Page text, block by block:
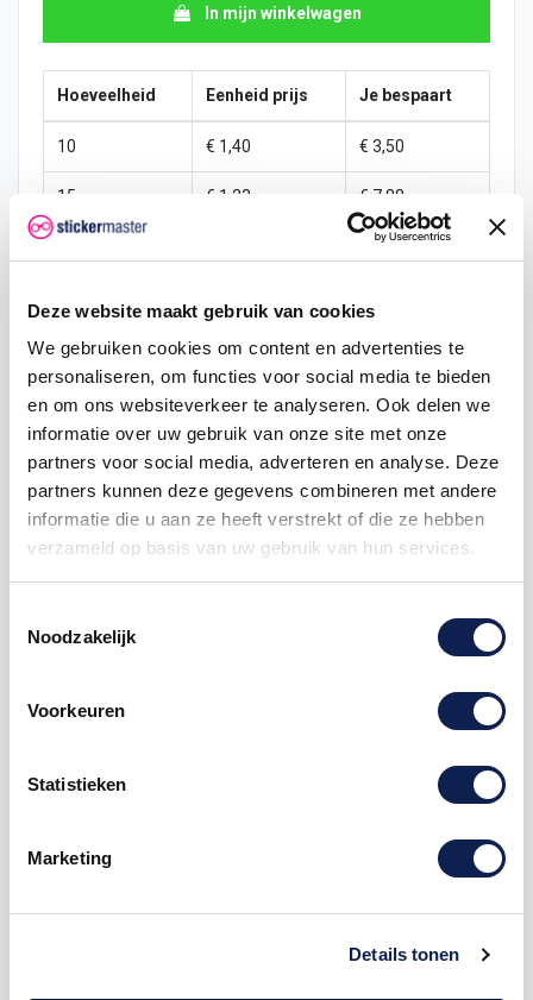
Deze website maakt gebruik van cookies
We gebruiken cookies om content en advertenties te
personaliseren, om functies voor social media te bieden
en om ons websiteverkeer te analyseren. Ook delen we
informatie over uw gebruik van onze site met onze
partners voor social media, adverteren en analyse. Deze
partners kunnen deze gegevens combineren met andere
informatie die u aan ze heeft verstrekt of die ze hebben
verzameld op basis van uw gebruik van hun services.
Noodzakelijk
Voorkeuren
Statistieken
Marketing
Details tonen
In mijn winkelwagen
Hoeveelheid Eenheid prijs Je bespaart
10 € 1,40 € 3,50
15 € 1,23 € 7,88
€ 15,31
100 € 0,96 € 78,75
€ 0,88 € 175,00
500 € 0,70 € 525,00
750 € 0,53 € 918,75
Houten Freesletter P Stencil MDF Bruin
De freesletter P is te bestellen vanaf een hoogte van
houtsoort, maar is niet geschikt voor buitengebruik.